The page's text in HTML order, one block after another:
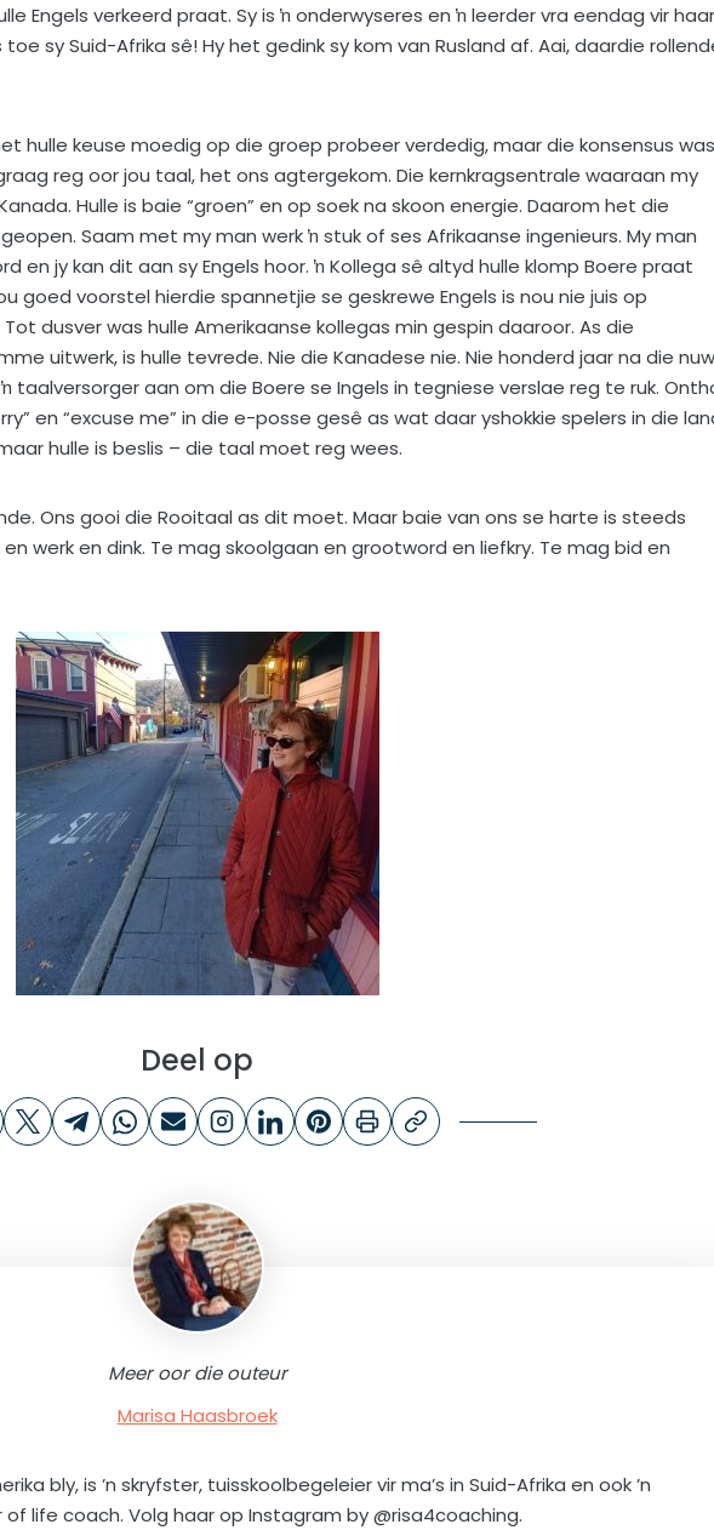
Engels verkeerd praat. Sy is ŉ onderwyseres en ŉ leerder vra eendag vir haar
sy Suid-Afrika sê! Hy het gedink sy kom van Rusland af. Aai, daardie
hulle keuse moedig op die groep probeer verdedig, maar die konsensus
reg oor jou taal, het ons agtergekom. Die kernkragsentrale waaraan my
Hulle is baie “groen” en op soek na skoon energie. Daarom het die
Saam met my man werk ŉ stuk of ses Afrikaanse ingenieurs. My man
en jy kan dit aan sy Engels hoor. ŉ Kollega sê altyd hulle klomp Boere praat
goed voorstel hierdie spannetjie se geskrewe Engels is nou nie juis op
dusver was hulle Amerikaanse kollegas min gespin daaroor. As die
uitwerk, is hulle tevrede. Nie die Kanadese nie. Nie honderd jaar na die
aan om die Boere se Ingels in tegniese verslae reg te ruk.
en “excuse me” in die e-posse gesê as wat daar yshokkie spelers in die
hulle is beslis – die taal moet reg wees.
Ons gooi die Rooitaal as dit moet. Maar baie van ons se harte is steeds
werk en dink. Te mag skoolgaan en grootword en liefkry. Te mag bid en
Deel op
Meer oor die outeur
Marisa Haasbroek
bly, is ’n skryfster, tuisskoolbegeleier vir ma’s in Suid-Afrika en ook ’n
life coach. Volg haar op Instagram by @risa4coaching.